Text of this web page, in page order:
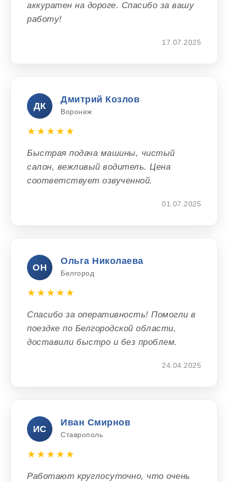
аккуратен на дороге. Спасибо за вашу
работу!
17.07.2025
ДК
Дмитрий Козлов
Воронеж
★★★★★
Быстрая подача машины, чистый
салон, вежливый водитель. Цена
соответствует озвученной.
01.07.2025
ОН
Ольга Николаева
Белгород
★★★★★
Спасибо за оперативность! Помогли в
поездке по Белгородской области,
доставили быстро и без проблем.
24.04.2025
ИС
Иван Смирнов
Ставрополь
★★★★★
Работают круглосуточно, что очень